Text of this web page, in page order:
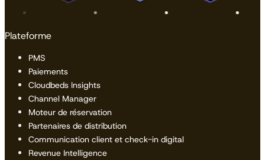
Plateforme
PMS
Paiements
Cloudbeds Insights
Channel Manager
Moteur de réservation
Partenaires de distribution
Communication client et check-in digital
Revenue Intelligence